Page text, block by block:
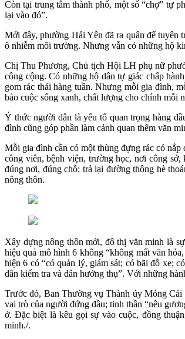
Còn tại trung tâm thành phố, một số “chợ” tự
lại vào đó”.
Mới đây, phường Hải Yên đã ra quân để tuyên
ô nhiễm môi trường. Nhưng vẫn có những hộ
Chị Thu Phương, Chủ tịch Hội LH phụ nữ
công cộng. Có những hộ dân tự giác chấp
gom rác thải hàng tuần. Nhưng mỗi gia đình,
bảo cuộc sống xanh, chất lượng cho chính mỗi
Ý thức người dân là yếu tố quan trọng hàng
đình cũng góp phần làm cảnh quan thêm văn
Mỗi gia đình cần có một thùng đựng rác có
công viên, bệnh viện, trường học, nơi công
đúng nơi, đúng chỗ; trả lại đường thông hè
nông thôn.
Xây dựng nông thôn mới, đô thị văn minh là
hiệu quả mô hình 6 không “không mất văn
hiện 6 có “có quản lý, giám sát; có bãi đỗ xe;
dân kiểm tra và dân hưởng thụ”. Với những
Trước đó, Ban Thường vụ Thành ủy Móng Cái
vai trò của người đứng đầu; tinh thần “nêu
ở. Đặc biệt là kêu gọi sự vào cuộc, đồng
minh./.